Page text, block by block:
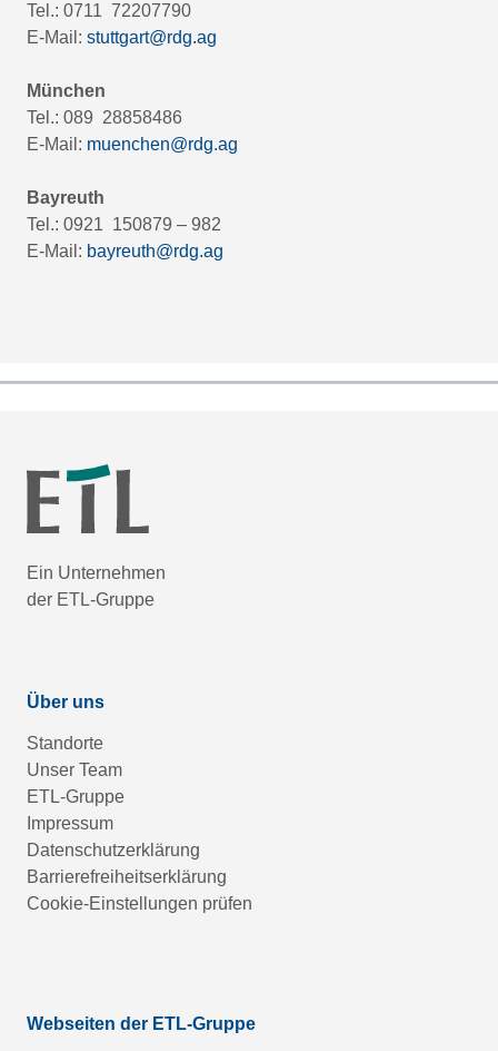
Tel.: 0711 72207790
E-Mail: stuttgart@rdg.ag
München
Tel.: 089 28858486
E-Mail: muenchen@rdg.ag
Bayreuth
Tel.: 0921 150879 – 982
E-Mail: bayreuth@rdg.ag
Ein Unternehmen
der ETL-Gruppe
Über uns
Standorte
Unser Team
ETL-Gruppe
Impressum
Datenschutzerklärung
Barrierefreiheitserklärung
Cookie-Einstellungen prüfen
Webseiten der ETL-Gruppe